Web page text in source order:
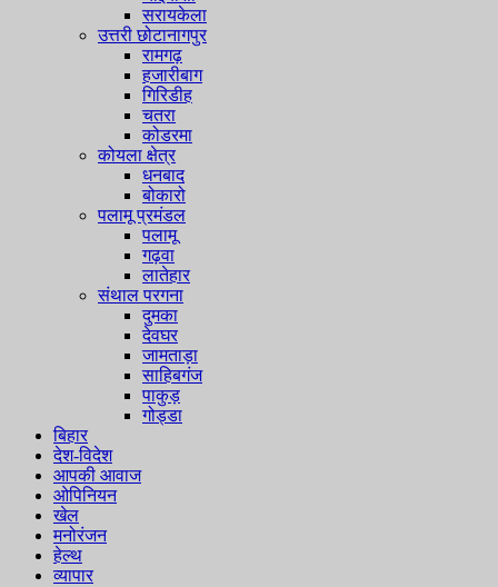
सरायकेला
उत्तरी छोटानागपुर
रामगढ़
हजारीबाग
गिरिडीह
चतरा
कोडरमा
कोयला क्षेत्र
धनबाद
बोकारो
पलामू प्रमंडल
पलामू
गढ़वा
लातेहार
संथाल परगना
दुमका
देवघर
जामताड़ा
साहिबगंज
पाकुड़
गोड्डा
बिहार
देश-विदेश
आपकी आवाज
ओपिनियन
खेल
मनोरंजन
हेल्थ
व्यापार